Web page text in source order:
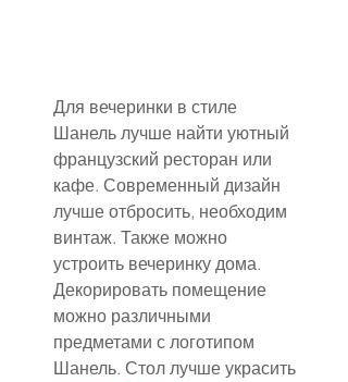
Для вечеринки в стиле
Шанель лучше найти уютный
французский ресторан или
кафе. Современный дизайн
лучше отбросить, необходим
винтаж. Также можно
устроить вечеринку дома.
Декорировать помещение
можно различными
предметами с логотипом
Шанель. Стол лучше украсить